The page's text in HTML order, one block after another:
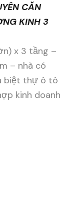
CĂN
KINH 3
x 3 tầng –
– nhà có
biệt thự ô tô
kinh doanh